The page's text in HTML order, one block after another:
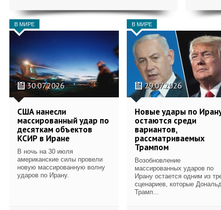
В МИРЕ
30.07.2026
США нанесли
массированный удар по
десяткам объектов
КСИР в Иране
В ночь на 30 июля
американские силы провели
новую массированную волну
ударов по Ирану.
В МИРЕ
29.07.2026
Новые удары по
остаются среди
вариантов,
рассматриваемых
Трампом
Возобновление
массированных ударов по
Ирану остается одним из
сценариев, которые
Трамп...